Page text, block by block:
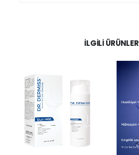
İLGILI ÜRÜNLER